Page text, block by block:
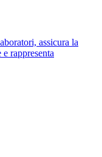
assicura la
rappresenta